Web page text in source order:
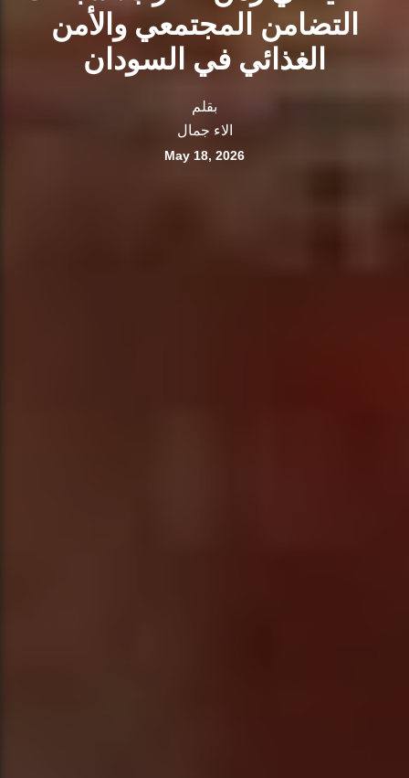
التضامن المجتمعي والأمن
الغذائي في السودان
بقلم
الاء جمال
May 18, 2026